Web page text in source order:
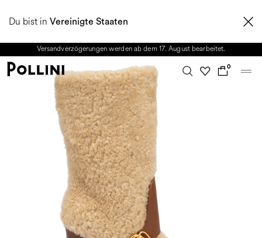
Du bist in Vereinigte Staaten
2026 KOLLEKTION. Vom 8. bis 16. August ist unser Kundenservice nicht
Versandverzögerungen werden ab dem 17. August bearbeitet.
0